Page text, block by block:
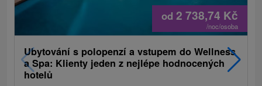
od 2 738,74 Kč
/noc/osoba
Ubytování s polopenzí a vstupem do Wellness
a Spa: Klienty jeden z nejlépe hodnocených
hotelů